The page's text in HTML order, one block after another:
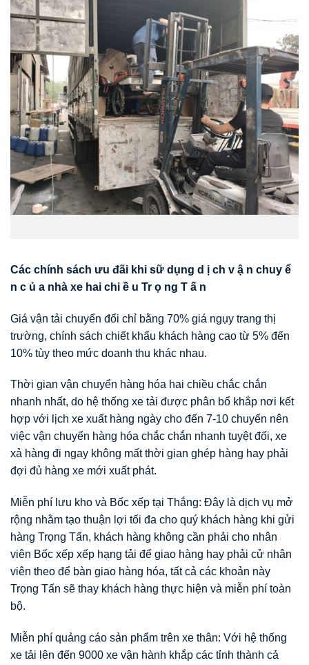
Các chính sách ưu đãi khi sữ dụng d ị ch v ậ n chuy ể
n c ủ a nhà xe hai chi ề u Tr ọ ng T ấ n
Giá vận tải chuyển đổi chỉ bằng 70% giá ngụy trang thị
trường, chính sách chiết khấu khách hàng cao từ 5% đến
10% tùy theo mức doanh thu khác nhau.
Thời gian vận chuyển hàng hóa hai chiều chắc chắn
nhanh nhất, do hệ thống xe tải được phân bổ khắp nơi kết
hợp với lịch xe xuất hàng ngày cho đến 7-10 chuyến nên
việc vận chuyển hàng hóa chắc chắn nhanh tuyệt đối, xe
xả hàng đi ngay không mất thời gian ghép hàng hay phải
đợi đủ hàng xe mới xuất phát.
Miễn phí lưu kho và Bốc xếp tại Thắng: Đây là dịch vụ mở
rộng nhằm tạo thuận lợi tối đa cho quý khách hàng khi gửi
hàng Trọng Tấn, khách hàng không cần phải cho nhân
viên Bốc xếp xếp hạng tải để giao hàng hay phải cử nhân
viên theo để bàn giao hàng hóa, tất cả các khoản này
Trọng Tấn sẽ thay khách hàng thực hiện và miễn phí toàn
bộ.
Miễn phí quảng cáo sản phẩm trên xe thân: Với hệ thống
xe tải lên đến 9000 xe vận hành khắp các tỉnh thành cả